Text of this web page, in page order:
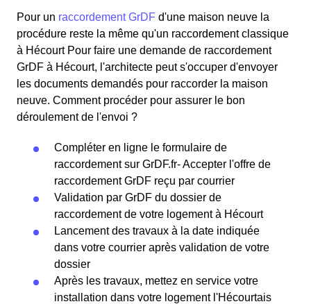
Pour un raccordement GrDF d'une maison neuve la
procédure reste la même qu'un raccordement classique
à Hécourt Pour faire une demande de raccordement
GrDF à Hécourt, l'architecte peut s'occuper d'envoyer
les documents demandés pour raccorder la maison
neuve. Comment procéder pour assurer le bon
déroulement de l'envoi ?
Compléter en ligne le formulaire de
raccordement sur GrDF.fr- Accepter l'offre de
raccordement GrDF reçu par courrier
Validation par GrDF du dossier de
raccordement de votre logement à Hécourt
Lancement des travaux à la date indiquée
dans votre courrier après validation de votre
dossier
Après les travaux, mettez en service votre
installation dans votre logement l'Hécourtais